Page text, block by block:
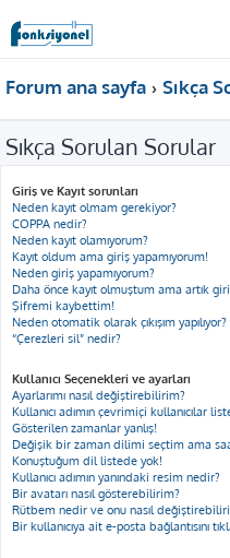
Forum ana sayfa Sıkça
Sıkça Sorulan Sorular
Giriş ve Kayıt sorunları
Neden kayıt olmam gerekiyor?
COPPA nedir?
Neden kayıt olamıyorum?
Kayıt oldum ama giriş yapamıyorum!
Neden giriş yapamıyorum?
Daha önce kayıt olmuştum ama artık
Şifremi kaybettim!
Neden otomatik olarak çıkışım yapılıyor?
“Çerezleri sil” nedir?
Kullanıcı Seçenekleri ve ayarları
Ayarlarımı nasıl değiştirebilirim?
Kullanıcı adımın çevrimiçi kullanıcılar
Gösterilen zamanlar yanlış!
Değişik bir zaman dilimi seçtim ama
Konuştuğum dil listede yok!
Kullanıcı adımın yanındaki resim nedir?
Bir avatarı nasıl gösterebilirim?
Rütbem nedir ve onu nasıl
Bir kullanıcıya ait e-posta bağlantısını